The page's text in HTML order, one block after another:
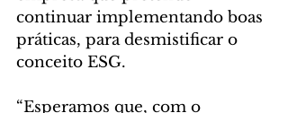
continuar implementando boas
práticas, para desmistificar o
conceito ESG.
“Esperamos que, com o